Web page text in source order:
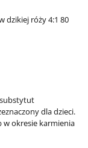
dzikiej róży 4:1 80
dla dzieci.
w okresie karmienia